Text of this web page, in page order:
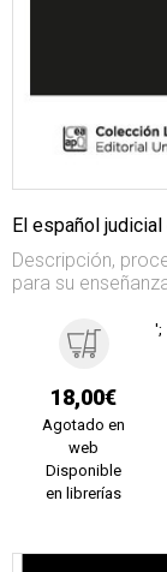
El español
Descripción,
para su
18,00€
Agotado en
web
Disponible
en librerías
';